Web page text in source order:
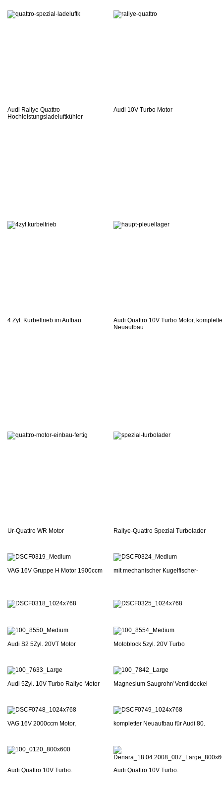
Audi Rallye Quattro
Hochleistungsladeluftkühler
Audi 10V Turbo Motor
4 Zyl. Kurbeltrieb im Aufbau
Audi Quattro 10V Turbo Motor,
Neuaufbau
Ur-Quattro WR Motor Rallye-Quattro Spezial Turbolader
VAG 16V Gruppe H Motor 1900ccm mit mechanischer Kugelfischer-
Audi S2 5Zyl. 20VT Motor Motoblock 5zyl. 20V Turbo
Audi 5Zyl. 10V Turbo Rallye Motor Magnesium Saugrohr/ Ventildeckel
VAG 16V 2000ccm Motor, kompletter Neuaufbau für Audi 80.
Audi Quattro 10V Turbo. Audi Quattro 10V Turbo.